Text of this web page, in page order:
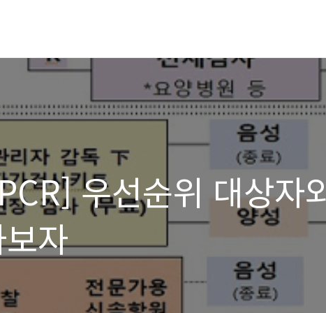
우선순위 대상자
자